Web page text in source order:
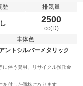
歴 排気量
2500
cc(D)
車体色
ントシルバーメタリック
に伴う費用、リサイクル預託金
付した価格になります。